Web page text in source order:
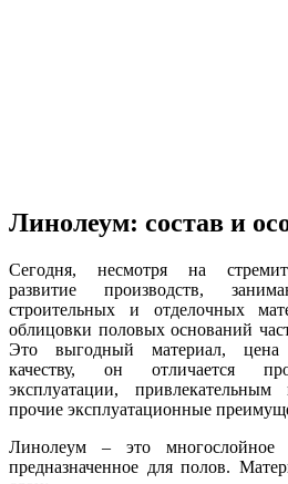
Линолеум: состав и
Сегодня, несмотря на
развитие производств,
строительных и отделочных
облицовки половых оснований
Это выгодный материал, цена
качеству, он отличается
эксплуатации,
прочие эксплуатационные
Линолеум – это многослойное
предназначенное для полов.